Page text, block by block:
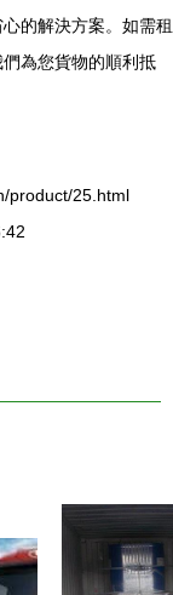
的解決方案。如需租
為您貨物的順利抵
product/25.html